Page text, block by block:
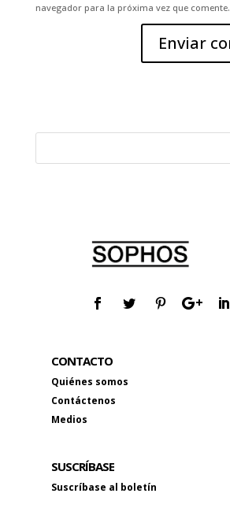
navegador para la próxima vez que comente.
CONTACTO
Quiénes somos
Contáctenos
Medios
SUSCRÍBASE
Suscríbase al boletín